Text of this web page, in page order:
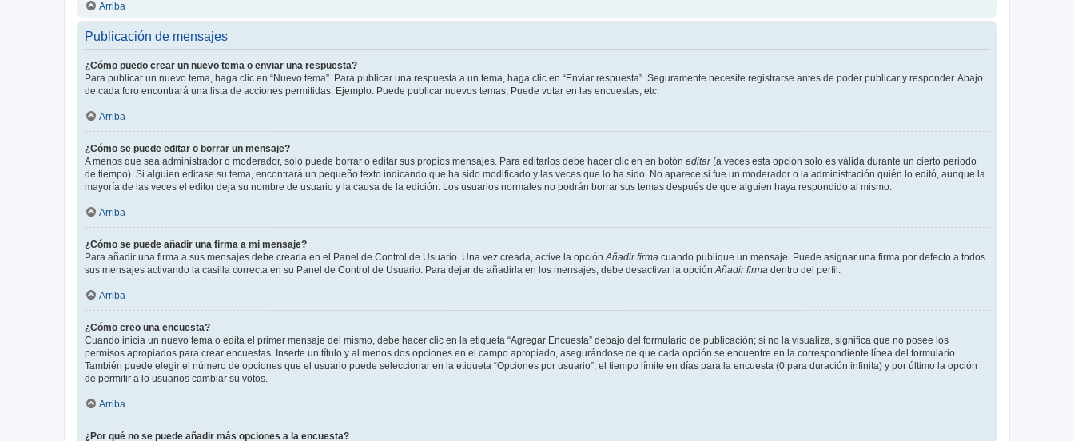
Arriba
Publicación de mensajes
¿Cómo puedo crear un nuevo tema o enviar una respuesta?
Para publicar un nuevo tema, haga clic en “Nuevo tema”. Para publicar una respuesta a un tema, haga clic en “Enviar respuesta”. Seguramente necesite registrarse antes de poder publicar y responder. Abajo
de cada foro encontrará una lista de acciones permitidas. Ejemplo: Puede publicar nuevos temas, Puede votar en las encuestas, etc.
Arriba
¿Cómo se puede editar o borrar un mensaje?
A menos que sea administrador o moderador, solo puede borrar o editar sus propios mensajes. Para editarlos debe hacer clic en en botón editar(a veces esta opción solo es válida durante un cierto periodo
de tiempo). Si alguien editase su tema, encontrará un pequeño texto indicando que ha sido modificado y las veces que lo ha sido. No aparece si fue un moderador o la administración quién lo editó, aunque la
mayoría de las veces el editor deja su nombre de usuario y la causa de la edición. Los usuarios normales no podrán borrar sus temas después de que alguien haya respondido al mismo.
Arriba
¿Cómo se puede añadir una firma a mi mensaje?
Para añadir una firma a sus mensajes debe crearla en el Panel de Control de Usuario. Una vez creada, active la opción Añadir firma cuando publique un mensaje. Puede asignar una firma por defecto a todos
sus mensajes activando la casilla correcta en su Panel de Control de Usuario. Para dejar de añadirla en los mensajes, debe desactivar la opción Añadir firma dentro del perfil.
Arriba
¿Cómo creo una encuesta?
Cuando inicia un nuevo tema o edita el primer mensaje del mismo, debe hacer clic en la etiqueta “Agregar Encuesta” debajo del formulario de publicación; si no la visualiza, significa que no posee los
permisos apropiados para crear encuestas. Inserte un título y al menos dos opciones en el campo apropiado, asegurándose de que cada opción se encuentre en la correspondiente línea del formulario.
También puede elegir el número de opciones que el usuario puede seleccionar en la etiqueta “Opciones por usuario”, el tiempo límite en días para la encuesta (0 para duración infinita) y por último la opción
de permitir a lo usuarios cambiar su votos.
Arriba
¿Por qué no se puede añadir más opciones a la encuesta?